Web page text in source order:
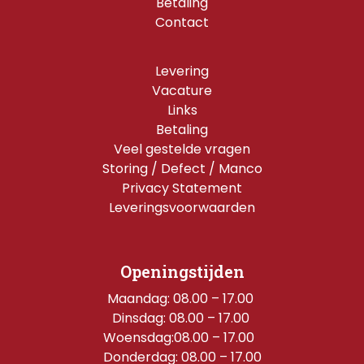
Contact
Levering
Vacature
Links
Betaling
Veel gestelde vragen
Storing / Defect / Manco
Privacy Statement
Leveringsvoorwaarden
Openingstijden
Maandag: 08.00 – 17.00
Dinsdag: 08.00 – 17.00
Woensdag:08.00 – 17.00
Donderdag: 08.00 – 17.00